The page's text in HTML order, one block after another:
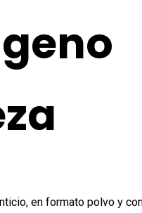
es:
22,77€.
en formato polvo y